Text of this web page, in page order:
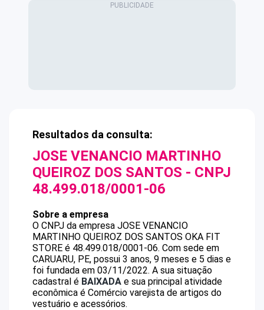
Resultados da consulta:
JOSE VENANCIO MARTINHO
QUEIROZ DOS SANTOS - CNPJ
48.499.018/0001-06
Sobre a empresa
O CNPJ da empresa JOSE VENANCIO
MARTINHO QUEIROZ DOS SANTOS OKA FIT
STORE é 48.499.018/0001-06. Com sede em
CARUARU, PE, possui 3 anos, 9 meses e 5 dias e
foi fundada em 03/11/2022. A sua situação
cadastral é BAIXADA e sua principal atividade
econômica é Comércio varejista de artigos do
vestuário e acessórios.